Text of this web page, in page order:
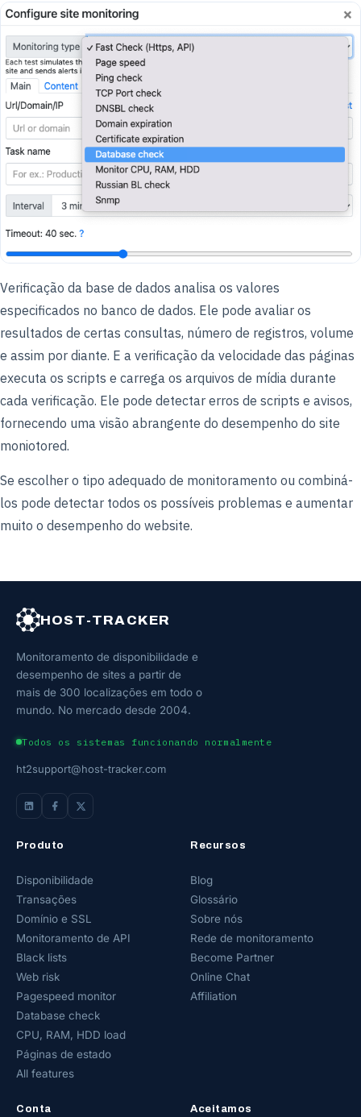
Verificação da base de dados analisa os valores
especificados no banco de dados. Ele pode avaliar os
resultados de certas consultas, número de registros, volume
e assim por diante. E a verificação da velocidade das páginas
executa os scripts e carrega os arquivos de mídia durante
cada verificação. Ele pode detectar erros de scripts e avisos,
fornecendo uma visão abrangente do desempenho do site
moniotored.
Se escolher o tipo adequado de monitoramento ou combiná-
los pode detectar todos os possíveis problemas e aumentar
muito o desempenho do website.
HOST-TRACKER
Monitoramento de disponibilidade e
desempenho de sites a partir de
mais de 300 localizações em todo o
mundo. No mercado desde 2004.
Todos os sistemas funcionando normalmente
ht2support@host-tracker.com
Produto
Disponibilidade
Transações
Domínio e SSL
Monitoramento de API
Black lists
Web risk
Pagespeed monitor
Database check
CPU, RAM, HDD load
Páginas de estado
All features
Recursos
Blog
Glossário
Sobre nós
Rede de monitoramento
Become Partner
Online Chat
Affiliation
Conta Aceitamos